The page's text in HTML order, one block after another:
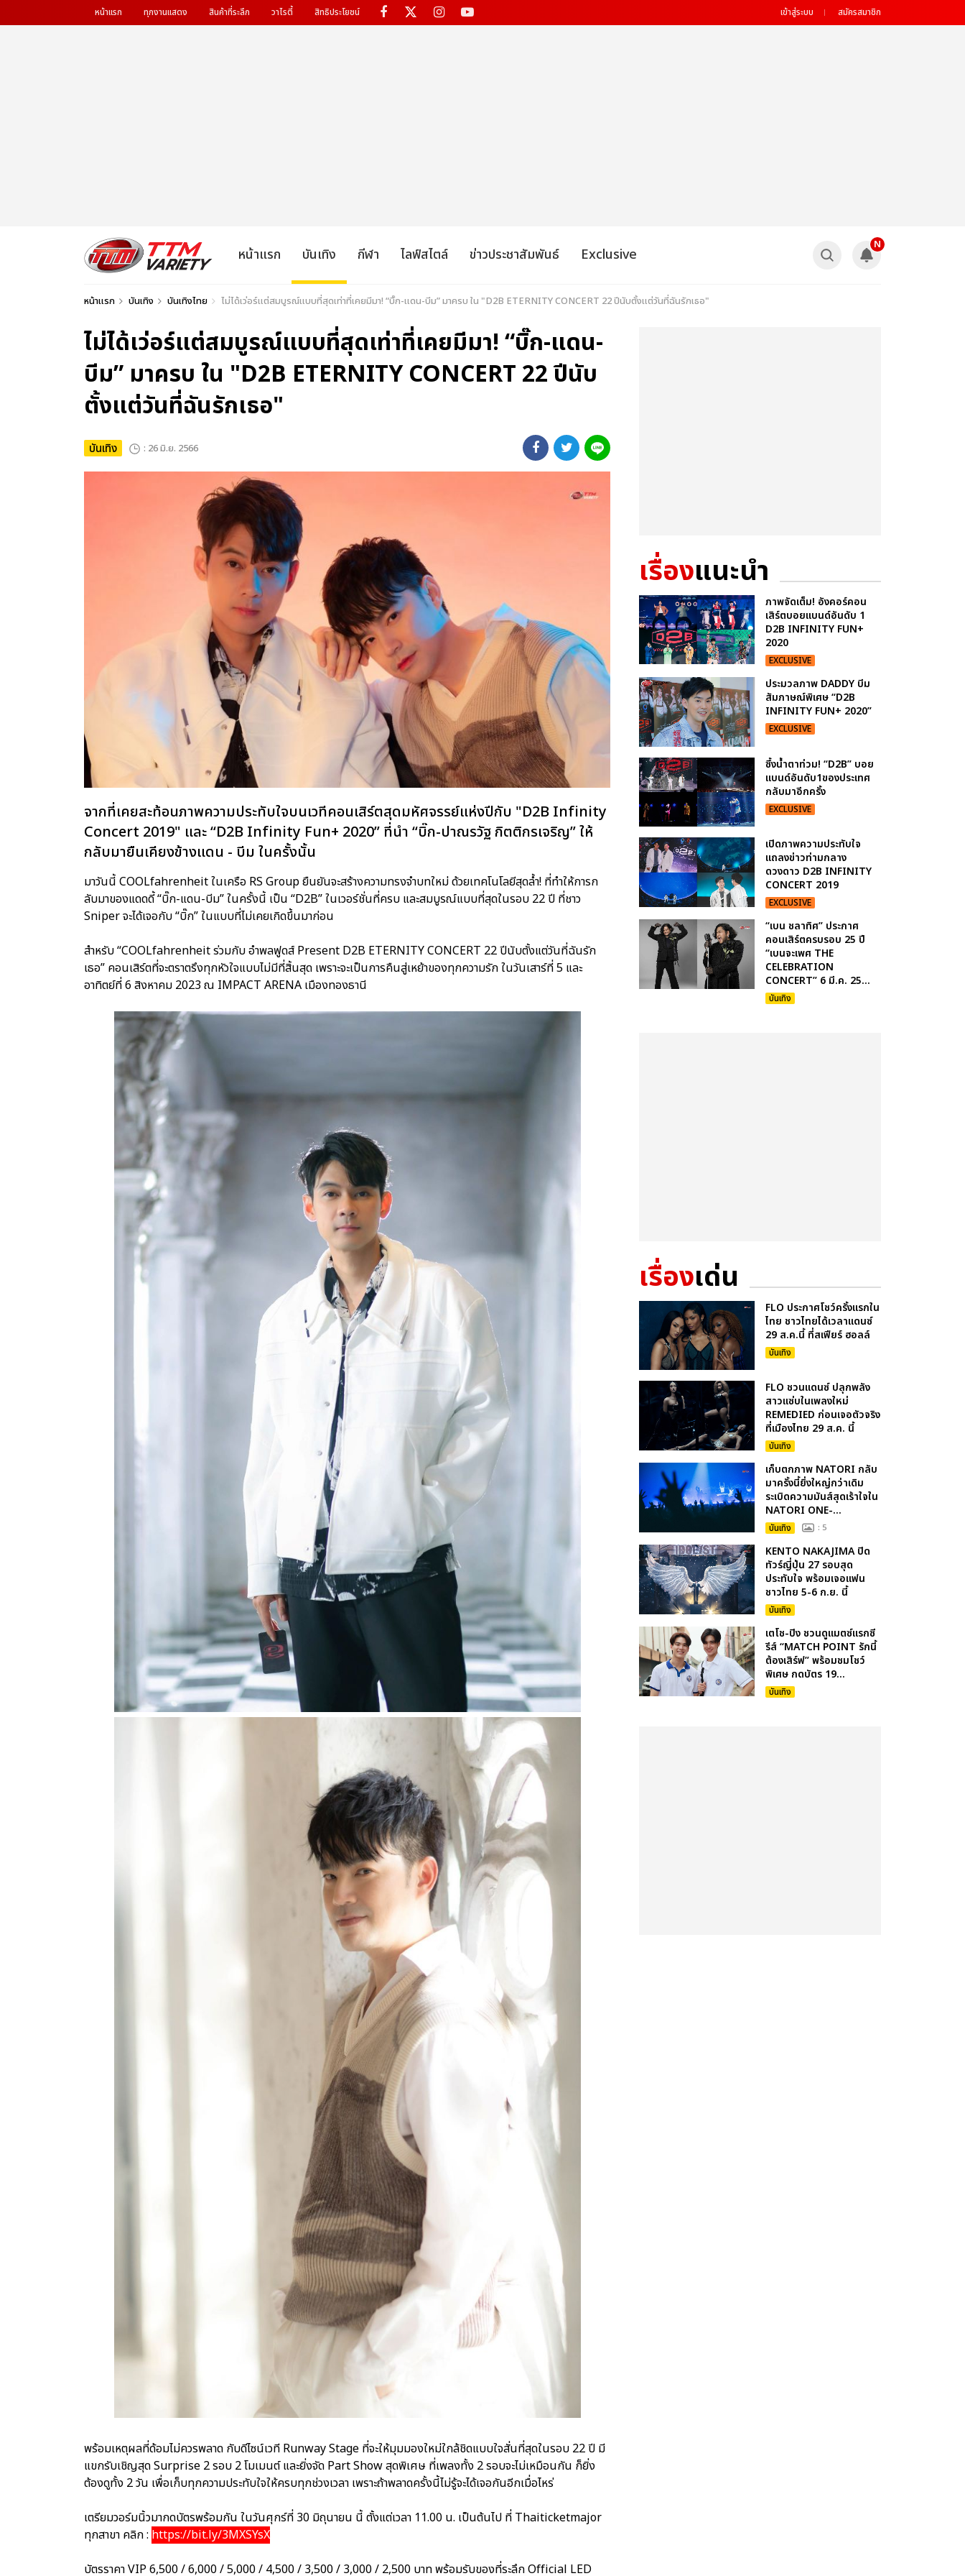
หน้าแรก ทุกงานแสดง สินค้าที่ระลึก วาไรตี้ สิทธิประโยชน์ เข้าสู่ระบบ สมัครสมาชิก
หน้าแรก บันเทิง กีฬา ไลฟ์สไตล์ ข่าวประชาสัมพันธ์ Exclusive
N
หน้าแรก บันเทิง บันเทิงไทย ไม่ได้เว่อร์แต่สมบูรณ์แบบที่สุดเท่าที่เคยมีมา! “บิ๊ก-แดน-บีม” มาครบ ใน "D2B ETERNITY CONCERT 22 ปีนับตั้งแต่วันที่ฉันรักเธอ"
ไม่ได้เว่อร์แต่สมบูรณ์แบบที่สุดเท่าที่เคยมีมา! “บิ๊ก-แดน-
บีม” มาครบ ใน "D2B ETERNITY CONCERT 22 ปีนับ
ตั้งแต่วันที่ฉันรักเธอ"
บันเทิง : 26 มิ.ย. 2566
จากที่เคยสะท้อนภาพความประทับใจบนเวทีคอนเสิร์ตสุดมหัศจรรย์แห่งปีกับ "D2B Infinity
Concert 2019" และ “D2B Infinity Fun+ 2020” ที่นำ “บิ๊ก-ปาณรวัฐ กิตติกรเจริญ” ให้
กลับมายืนเคียงข้างแดน - บีม ในครั้งนั้น
มาวันนี้ COOLfahrenheit ในเครือ RS Group ยืนยันจะสร้างความทรงจำบทใหม่ ด้วยเทคโนโลยีสุดล้ำ! ที่ทำให้การก
ลับมาของแดดดี้ “บิ๊ก-แดน-บีม” ในครั้งนี้ เป็น “D2B” ในเวอร์ชั่นที่ครบ และสมบูรณ์แบบที่สุดในรอบ 22 ปี ที่ชาว
Sniper จะได้เจอกับ “บิ๊ก” ในแบบที่ไม่เคยเกิดขึ้นมาก่อน
สำหรับ “COOLfahrenheit ร่วมกับ อำพลฟูดส์ Present D2B ETERNITY CONCERT 22 ปีนับตั้งแต่วันที่ฉันรัก
เธอ” คอนเสิร์ตที่จะตราตรึงทุกหัวใจแบบไม่มีที่สิ้นสุด เพราะจะเป็นการคืนสู่เหย้าของทุกความรัก ในวันเสาร์ที่ 5 และ
อาทิตย์ที่ 6 สิงหาคม 2023 ณ IMPACT ARENA เมืองทองธานี
พร้อมเหตุผลที่ด้อมไม่ควรพลาด กับดีไซน์เวที Runway Stage ที่จะให้มุมมองใหม่ใกล้ชิดแบบใจสั่นที่สุดในรอบ 22 ปี มี
แขกรับเชิญสุด Surprise 2 รอบ 2 โมเมนต์ และยิ่งจัด Part Show สุดพิเศษ ที่เพลงทั้ง 2 รอบจะไม่เหมือนกัน ก็ยิ่ง
ต้องดูทั้ง 2 วัน เพื่อเก็บทุกความประทับใจให้ครบทุกช่วงเวลา เพราะถ้าพลาดครั้งนี้ไม่รู้จะได้เจอกันอีกเมื่อไหร่
เตรียมวอร์มนิ้วมากดบัตรพร้อมกัน ในวันศุกร์ที่ 30 มิถุนายน นี้ ตั้งแต่เวลา 11.00 น. เป็นต้นไป ที่ Thaiticketmajor
ทุกสาขา คลิก : https://bit.ly/3MXSYsX
บัตรราคา VIP 6,500 / 6,000 / 5,000 / 4,500 / 3,500 / 3,000 / 2,500 บาท พร้อมรับของที่ระลึก Official LED
เรื่องแนะนำ
ภาพจัดเต็ม! อังคอร์คอน
เสิร์ตบอยแบนด์อันดับ 1
D2B INFINITY FUN+
2020
EXCLUSIVE
ประมวลภาพ DADDY บีม
สัมภาษณ์พิเศษ “D2B
INFINITY FUN+ 2020”
EXCLUSIVE
ซึ้งน้ำตาท่วม! “D2B” บอย
แบนด์อันดับ1ของประเทศ
กลับมาอีกครั้ง
EXCLUSIVE
เปิดภาพความประทับใจ
แถลงข่าวท่ามกลาง
ดวงดาว D2B INFINITY
CONCERT 2019
EXCLUSIVE
“เบน ชลาทิศ” ประกาศ
คอนเสิร์ตครบรอบ 25 ปี
“เบนจะเพศ THE
CELEBRATION
CONCERT” 6 มี.ค. 25...
บันเทิง
เรื่องเด่น
FLO ประกาศโชว์ครั้งแรกใน
ไทย ชาวไทยได้เวลาแดนซ์
29 ส.ค.นี้ ที่สเฟียร์ ฮอลล์
บันเทิง
FLO ชวนแดนซ์ ปลุกพลัง
สาวแซ่บในเพลงใหม่
REMEDIED ก่อนเจอตัวจริง
ที่เมืองไทย 29 ส.ค. นี้
บันเทิง
เก็บตกภาพ NATORI กลับ
มาครั้งนี้ยิ่งใหญ่กว่าเดิม
ระเบิดความมันส์สุดเร้าใจใน
NATORI ONE-...
บันเทิง : 5
KENTO NAKAJIMA ปิด
ทัวร์ญี่ปุ่น 27 รอบสุด
ประทับใจ พร้อมเจอแฟน
ชาวไทย 5-6 ก.ย. นี้
บันเทิง
เตโช-ปิง ชวนดูแมตซ์แรกซี
รีส์ “MATCH POINT รักนี้
ต้องเสิร์ฟ” พร้อมชมโชว์
พิเศษ กดบัตร 19...
บันเทิง